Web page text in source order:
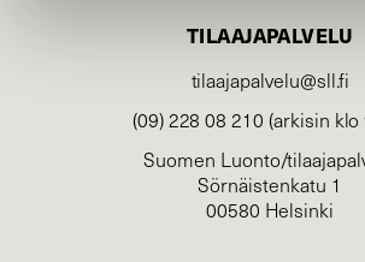
TILAAJAPALVELU
tilaajapalvelu@sll.fi
(09) 228 08 210 (arkisin klo
Suomen Luonto/
Sörnäistenkatu 1
00580 Helsinki